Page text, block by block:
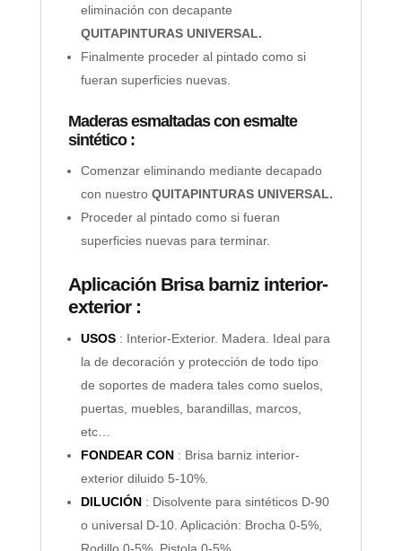
eliminación con decapante
QUITAPINTURAS UNIVERSAL.
Finalmente proceder al pintado como si
fueran superficies nuevas.
Maderas esmaltadas con esmalte
sintético :
Comenzar eliminando mediante decapado
con nuestro QUITAPINTURAS UNIVERSAL.
Proceder al pintado como si fueran
superficies nuevas para terminar.
Aplicación Brisa barniz interior-
exterior :
USOS: Interior-Exterior. Madera. Ideal para
la de decoración y protección de todo tipo
de soportes de madera tales como suelos,
puertas, muebles, barandillas, marcos,
etc…
FONDEAR CON: Brisa barniz interior-
exterior diluido 5-10%.
DILUCIÓN: Disolvente para sintéticos D-90
o universal D-10. Aplicación: Brocha 0-5%,